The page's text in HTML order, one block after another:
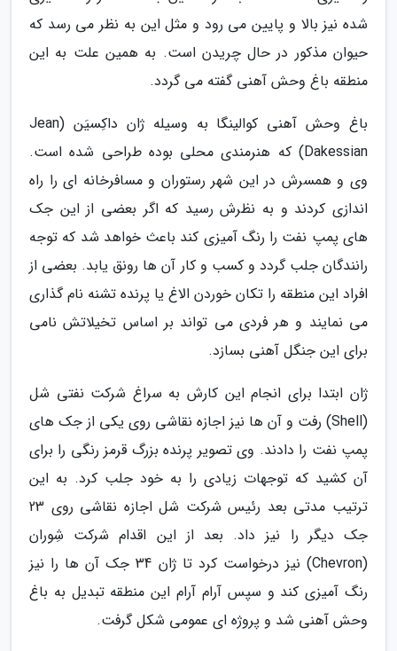
شده نیز بالا و پایین می رود و مثل این به نظر می رسد که
حیوان مذکور در حال چریدن است. به همین علت به این
منطقه باغ وحش آهنی گفته می گردد.
باغ وحش آهنی کوالینگا به وسیله ژان داکِسیَن (Jean
Dakessian) که هنرمندی محلی بوده طراحی شده است.
وی و همسرش در این شهر رستوران و مسافرخانه ای را راه
اندازی کردند و به نظرش رسید که اگر بعضی از این جک
های پمپ نفت را رنگ آمیزی کند باعث خواهد شد که توجه
رانندگان جلب گردد و کسب و کار آن ها رونق یابد. بعضی از
افراد این منطقه را تکان خوردن الاغ یا پرنده تشنه نام گذاری
می نمایند و هر فردی می تواند بر اساس تخیلاتش نامی
برای این جنگل آهنی بسازد.
ژان ابتدا برای انجام این کارش به سراغ شرکت نفتی شل
(Shell) رفت و آن ها نیز اجازه نقاشی روی یکی از جک های
پمپ نفت را دادند. وی تصویر پرنده بزرگ قرمز رنگی را برای
آن کشید که توجهات زیادی را به خود جلب کرد. به این
ترتیب مدتی بعد رئیس شرکت شل اجازه نقاشی روی 23
جک دیگر را نیز داد. بعد از این اقدام شرکت شِوران
(Chevron) نیز درخواست کرد تا ژان 34 جک آن ها را نیز
رنگ آمیزی کند و سپس آرام آرام این منطقه تبدیل به باغ
وحش آهنی شد و پروژه ای عمومی شکل گرفت.